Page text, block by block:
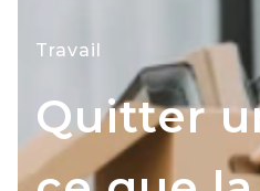
Travail
Quitter